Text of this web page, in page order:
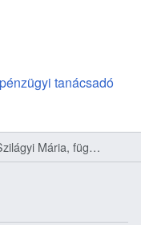
tanácsadó
független pénzügyi tanácsadó